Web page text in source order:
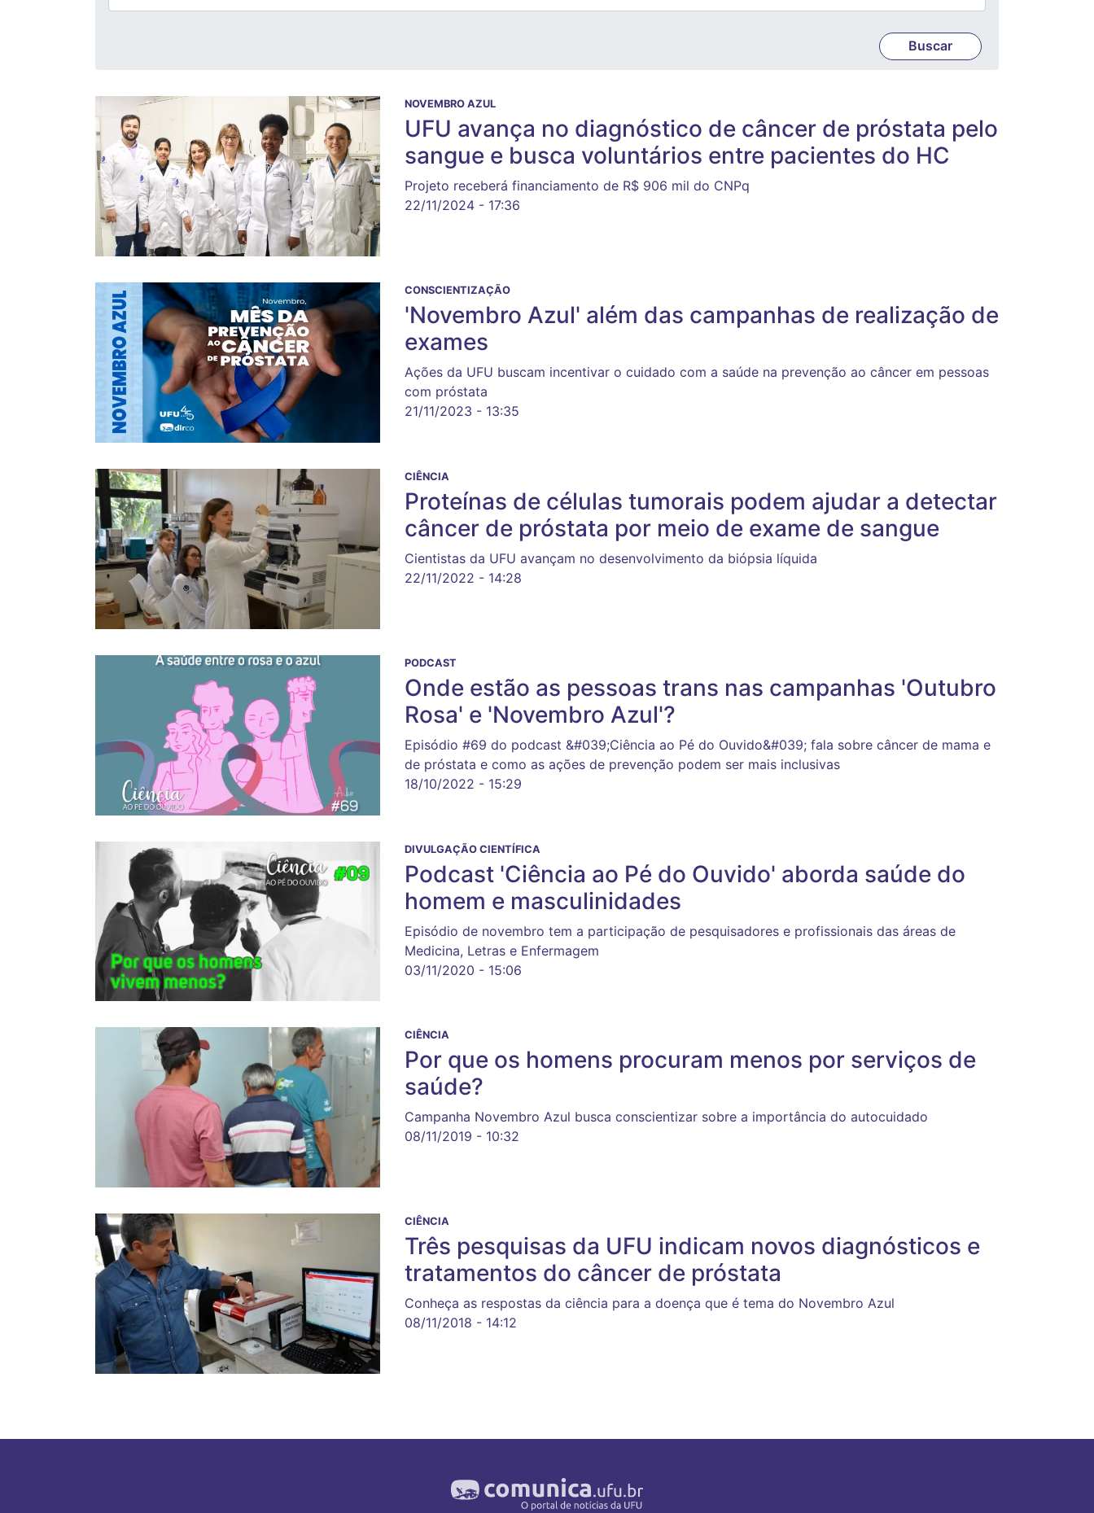
NOVEMBRO AZUL
UFU avança no diagnóstico de câncer de próstata pelo
sangue e busca voluntários entre pacientes do HC
Projeto receberá financiamento de R$ 906 mil do CNPq
22/11/2024 - 17:36
CONSCIENTIZAÇÃO
'Novembro Azul' além das campanhas de realização de
exames
Ações da UFU buscam incentivar o cuidado com a saúde na prevenção ao câncer em pessoas
com próstata
21/11/2023 - 13:35
CIÊNCIA
Proteínas de células tumorais podem ajudar a detectar
câncer de próstata por meio de exame de sangue
Cientistas da UFU avançam no desenvolvimento da biópsia líquida
22/11/2022 - 14:28
PODCAST
Onde estão as pessoas trans nas campanhas 'Outubro
Rosa' e 'Novembro Azul'?
Episódio #69 do podcast &#039;Ciência ao Pé do Ouvido&#039; fala sobre câncer de mama e
de próstata e como as ações de prevenção podem ser mais inclusivas
18/10/2022 - 15:29
DIVULGAÇÃO CIENTÍFICA
Podcast 'Ciência ao Pé do Ouvido' aborda saúde do
homem e masculinidades
Episódio de novembro tem a participação de pesquisadores e profissionais das áreas de
Medicina, Letras e Enfermagem
03/11/2020 - 15:06
CIÊNCIA
Por que os homens procuram menos por serviços de
saúde?
Campanha Novembro Azul busca conscientizar sobre a importância do autocuidado
08/11/2019 - 10:32
CIÊNCIA
Três pesquisas da UFU indicam novos diagnósticos e
tratamentos do câncer de próstata
Conheça as respostas da ciência para a doença que é tema do Novembro Azul
08/11/2018 - 14:12